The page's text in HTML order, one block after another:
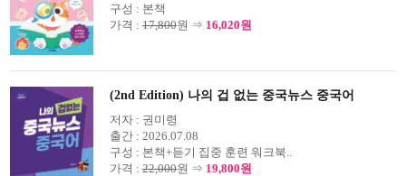
구성 : 본책
가격 : 17,800원 ⇒ 16,020원
(2nd Edition) 나의 겁 없는 중국뉴스 중국어
저자 : 권미령
출간 : 2026.07.08
구성 : 본책+듣기 집중 훈련 워크북..
가격 : 22,000원 ⇒ 19,800원